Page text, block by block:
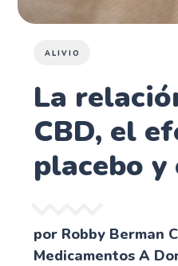
ALIVIO
La
CBD, el
placebo
por Robby Berman
Medicamentos A